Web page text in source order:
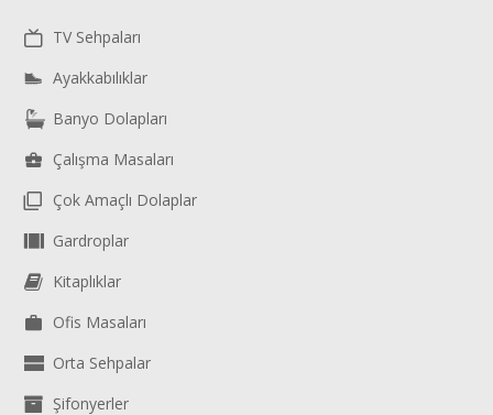
TV Sehpaları
Ayakkabılıklar
Banyo Dolapları
Çalışma Masaları
Çok Amaçlı Dolaplar
Gardroplar
Kitaplıklar
Ofis Masaları
Orta Sehpalar
Şifonyerler